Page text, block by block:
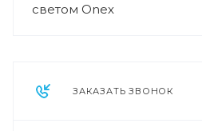
светом Onex
ЗАКАЗАТЬ ЗВОНОК